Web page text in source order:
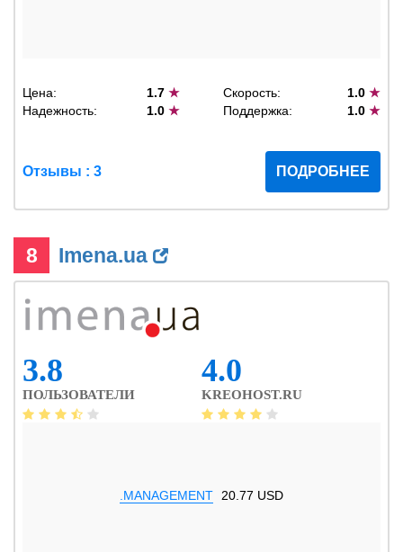
Цена: 1.7★ Скорость: 1.0 ★
Надежность:
1.0★ Поддержка: 1.0 ★
Отзывы : 3 ПОДРОБНЕЕ
8 Imena.ua
3.8
ПОЛЬЗОВАТЕЛИ
4.0
KREOHOST.RU
.MANAGEMENT 20.77 USD